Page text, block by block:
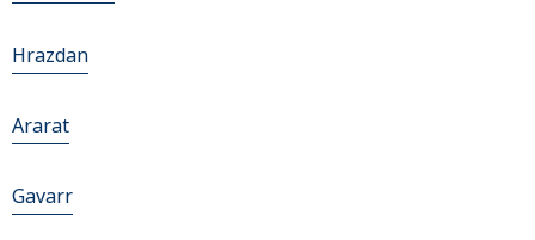
Hrazdan
Ararat
Gavarr